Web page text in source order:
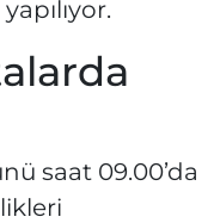
saat 09.00’da